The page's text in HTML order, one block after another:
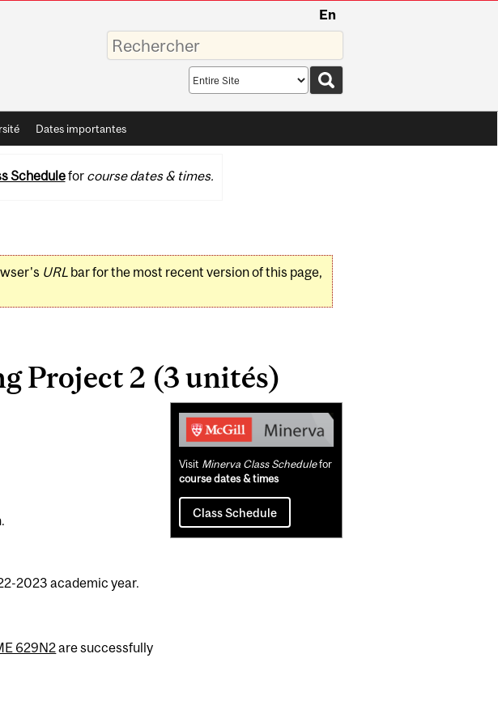
En
Saisissez
vos
mots-
Search
scope
Dates importantes
Schedulefor course dates & times.
URLbar for the most recent version of this page,
Project 2 (3 unités)
2023 academic year.
629N2are successfully
Related
Content
Visit Minerva Class Schedulefor
course dates & times
Class Schedule